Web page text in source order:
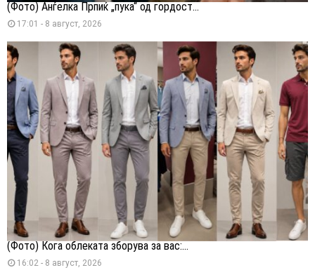
(Фото) Анѓелка Прпиќ „пука“ од гордост...
17:01 - 8 август, 2026
(Фото) Кога облеката зборува за вас:...
16:02 - 8 август, 2026